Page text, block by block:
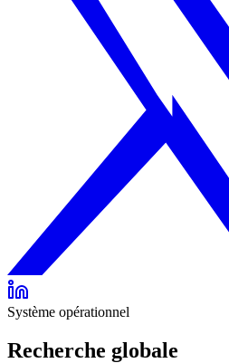
Système opérationnel
Recherche globale